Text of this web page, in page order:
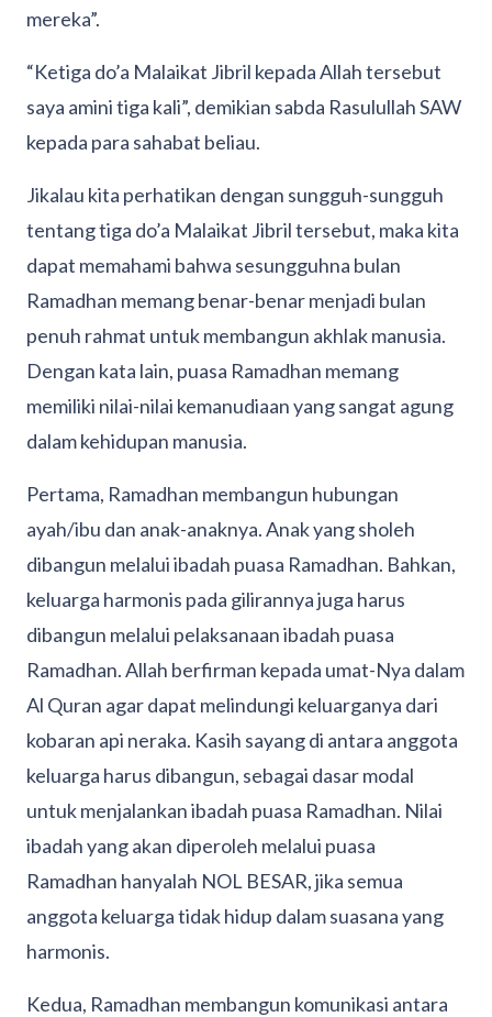
mereka”.
“Ketiga do’a Malaikat Jibril kepada Allah tersebut
saya amini tiga kali”, demikian sabda Rasulullah SAW
kepada para sahabat beliau.
Jikalau kita perhatikan dengan sungguh-sungguh
tentang tiga do’a Malaikat Jibril tersebut, maka kita
dapat memahami bahwa sesungguhna bulan
Ramadhan memang benar-benar menjadi bulan
penuh rahmat untuk membangun akhlak manusia.
Dengan kata lain, puasa Ramadhan memang
memiliki nilai-nilai kemanudiaan yang sangat agung
dalam kehidupan manusia.
Pertama, Ramadhan membangun hubungan
ayah/ibu dan anak-anaknya. Anak yang sholeh
dibangun melalui ibadah puasa Ramadhan. Bahkan,
keluarga harmonis pada gilirannya juga harus
dibangun melalui pelaksanaan ibadah puasa
Ramadhan. Allah berfirman kepada umat-Nya dalam
Al Quran agar dapat melindungi keluarganya dari
kobaran api neraka. Kasih sayang di antara anggota
keluarga harus dibangun, sebagai dasar modal
untuk menjalankan ibadah puasa Ramadhan. Nilai
ibadah yang akan diperoleh melalui puasa
Ramadhan hanyalah NOL BESAR, jika semua
anggota keluarga tidak hidup dalam suasana yang
harmonis.
Kedua, Ramadhan membangun komunikasi antara